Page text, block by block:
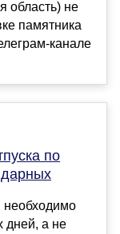
область) не
памятника
канале
по
необходимо
дней, а не